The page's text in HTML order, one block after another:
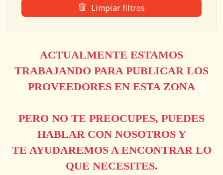
Limpiar filtros
ACTUALMENTE ESTAMOS
TRABAJANDO PARA PUBLICAR LOS
PROVEEDORES EN ESTA ZONA
PERO NO TE PREOCUPES, PUEDES
HABLAR CON NOSOTROS Y
TE AYUDAREMOS A ENCONTRAR LO
QUE NECESITES.